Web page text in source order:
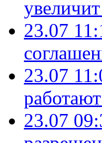
23.07
23.07
23.07